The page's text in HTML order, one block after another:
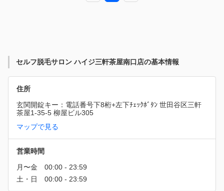
セルフ脱毛サロン ハイジ三軒茶屋南口店の基本情報
住所
玄関開錠キー：電話番号下8桁+左下ﾁｪｯｸﾎﾞﾀﾝ 世田谷区三軒
茶屋1-35-5 柳屋ビル305
マップで見る
営業時間